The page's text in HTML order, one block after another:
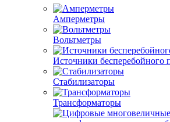
Амперметры
Вольтметры
Источники бесперебойного
Стабилизаторы
Трансформаторы